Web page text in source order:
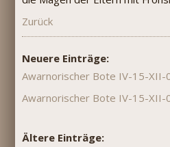
Zurück
Neuere Einträge:
Awarnorischer Bote IV-15-XII-
Awarnorischer Bote IV-15-XII-
Ältere Einträge: